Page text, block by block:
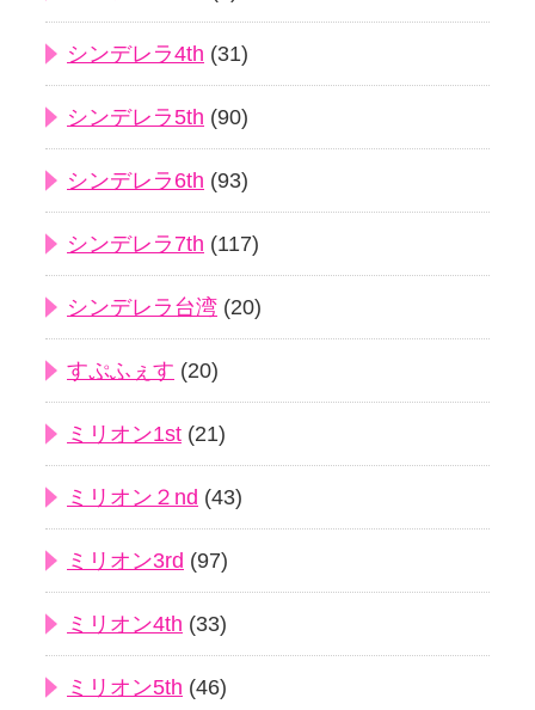
シンデレラ4th (31)
シンデレラ5th (90)
シンデレラ6th (93)
シンデレラ7th (117)
シンデレラ台湾 (20)
すぷふぇす (20)
ミリオン1st (21)
ミリオン２nd (43)
ミリオン3rd (97)
ミリオン4th (33)
ミリオン5th (46)